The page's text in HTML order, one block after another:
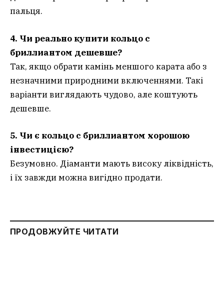
пальця.
4. Чи реально купити кольцо с
бриллиантом дешевше?
Так, якщо обрати камінь меншого карата або з
незначними природними включеннями. Такі
варіанти виглядають чудово, але коштують
дешевше.
5. Чи є кольцо с бриллиантом хорошою
інвестицією?
Безумовно. Діаманти мають високу ліквідність,
і їх завжди можна вигідно продати.
ПРОДОВЖУЙТЕ ЧИТАТИ